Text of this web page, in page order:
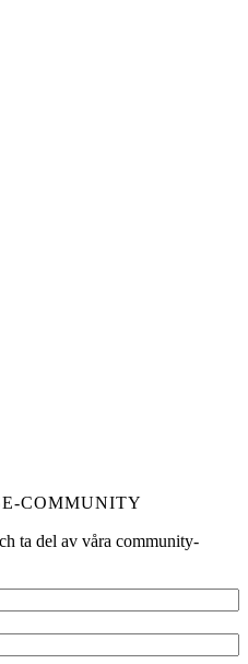
COMMUNITY
ta del av våra community-